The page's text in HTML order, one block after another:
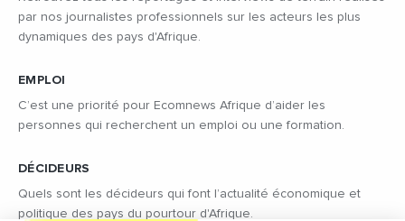
par nos journalistes professionnels sur les acteurs les plus
dynamiques des pays d'Afrique.
EMPLOI
C’est une priorité pour Ecomnews Afrique d’aider les
personnes qui recherchent un emploi ou une formation.
DÉCIDEURS
Quels sont les décideurs qui font l’actualité économique et
politique des pays du pourtour d'Afrique.